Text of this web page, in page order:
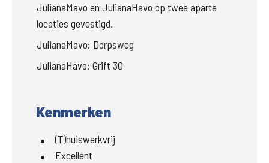
JulianaMavo en JulianaHavo op twee aparte
locaties gevestigd.
JulianaMavo: Dorpsweg
JulianaHavo: Grift 30
Kenmerken
(T)huiswerkvrij
Excellent